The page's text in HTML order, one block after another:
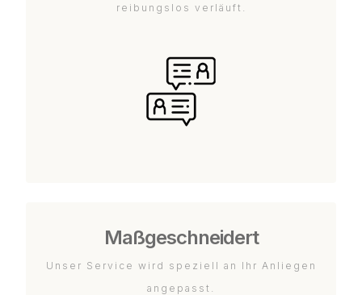
reibungslos verläuft.
Maßgeschneidert
Unser Service wird speziell an Ihr Anliegen
angepasst.